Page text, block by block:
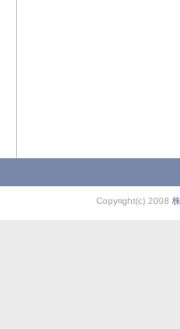
Copyright(c) 2008